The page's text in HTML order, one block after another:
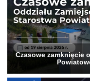
Czasowe zamknięcie